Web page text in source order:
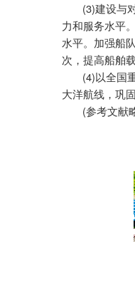
(3)建设与
力和服务水平
水平。加强船
次，提高船舶
(4)以全国
大洋航线，巩
(参考文献